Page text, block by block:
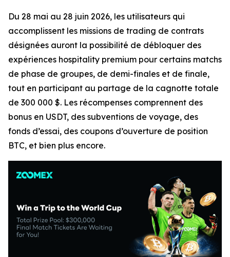
Du 28 mai au 28 juin 2026, les utilisateurs qui
accomplissent les missions de trading de contrats
désignées auront la possibilité de débloquer des
expériences hospitality premium pour certains matchs
de phase de groupes, de demi-finales et de finale,
tout en participant au partage de la cagnotte totale
de 300 000 $. Les récompenses comprennent des
bonus en USDT, des subventions de voyage, des
fonds d’essai, des coupons d’ouverture de position
BTC, et bien plus encore.